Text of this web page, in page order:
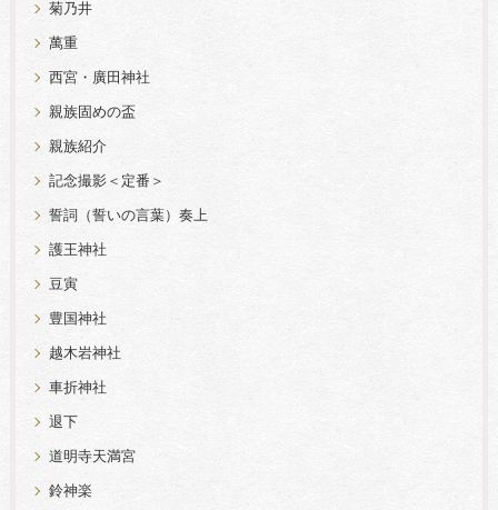
菊乃井
萬重
西宮・廣田神社
親族固めの盃
親族紹介
記念撮影＜定番＞
誓詞（誓いの言葉）奏上
護王神社
豆寅
豊国神社
越木岩神社
車折神社
退下
道明寺天満宮
鈴神楽